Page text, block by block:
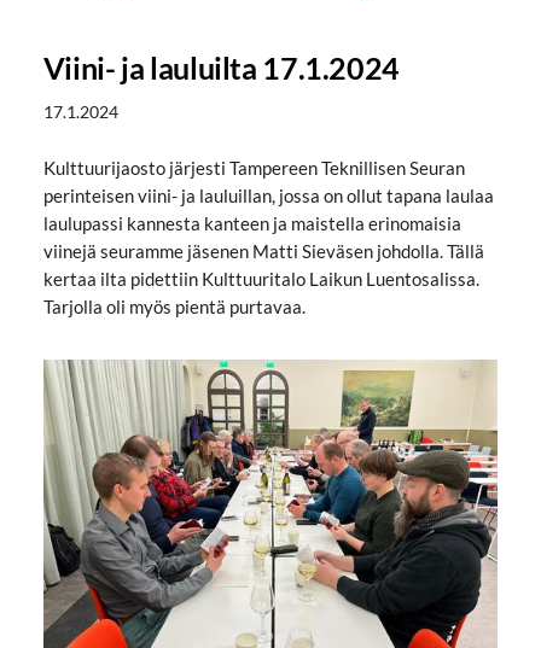
Viini- ja lauluilta 17.1.2024
17.1.2024
Kulttuurijaosto järjesti Tampereen Teknillisen Seuran
perinteisen viini- ja lauluillan, jossa on ollut tapana laulaa
laulupassi kannesta kanteen ja maistella erinomaisia
viinejä seuramme jäsenen Matti Sieväsen johdolla. Tällä
kertaa ilta pidettiin Kulttuuritalo Laikun Luentosalissa.
Tarjolla oli myös pientä purtavaa.